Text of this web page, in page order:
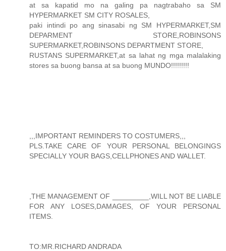
at sa kapatid mo na galing pa nagtrabaho sa SM
HYPERMARKET SM CITY ROSALES,
paki intindi po ang sinasabi ng SM HYPERMARKET,SM
DEPARMENT STORE,ROBINSONS
SUPERMARKET,ROBINSONS DEPARTMENT STORE,
RUSTANS SUPERMARKET,at sa lahat ng mga malalaking
stores sa buong bansa at sa buong MUNDO!!!!!!!!!
,,,IMPORTANT REMINDERS TO COSTUMERS,,,
PLS.TAKE CARE OF YOUR PERSONAL BELONGINGS
SPECIALLY YOUR BAGS,CELLPHONES AND WALLET.
,THE MANAGEMENT OF _________,WILL NOT BE LIABLE
FOR ANY LOSES,DAMAGES, OF YOUR PERSONAL
ITEMS.
TO:MR.RICHARD ANDRADA